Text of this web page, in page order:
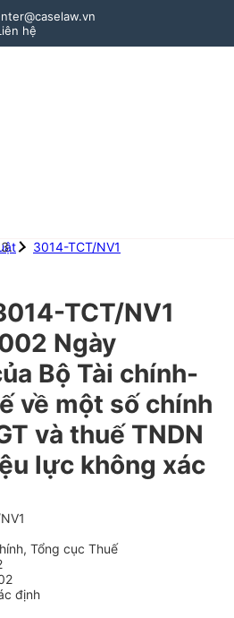
hệ
3014-TCT/NV1
TCT/NV1
Ngày
Bộ Tài chính-
về một số chính
và thuế TNDN
lực không xác
Tổng cục Thuế
định